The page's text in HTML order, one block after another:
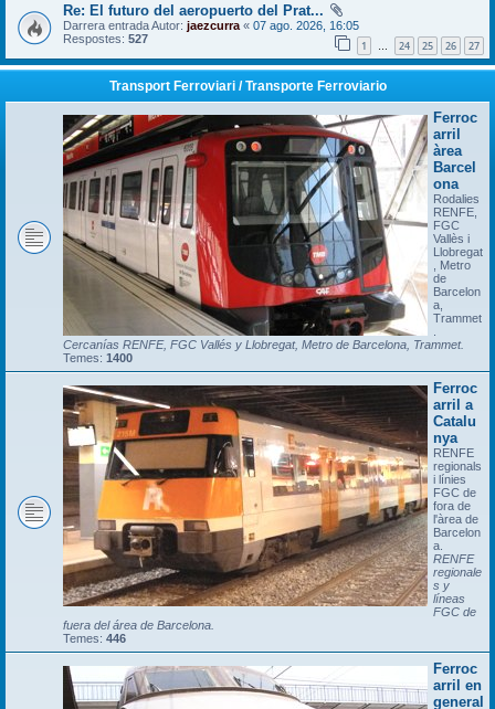
Re: El futuro del aeropuerto del Prat...
Darrera entrada Autor: jaezcurra « 07 ago. 2026, 16:05
Respostes: 527 1 … 24 25 26 27
Transport Ferroviari / Transporte Ferroviario
Ferroc
arril
àrea
Barcel
ona
Rodalies
RENFE,
FGC
Vallès i
Llobregat
, Metro
de
Barcelon
a,
Trammet
Cercanías RENFE, FGC Vallés y Llobregat, Metro de Barcelona, Trammet.
Temes: 1400
Ferroc
arril a
Catalu
nya
RENFE
regionals
i línies
FGC de
fora de
l'àrea de
Barcelon
a.
RENFE
regionale
s y
líneas
FGC de
fuera del área de Barcelona.
Temes: 446
Ferroc
arril en
general